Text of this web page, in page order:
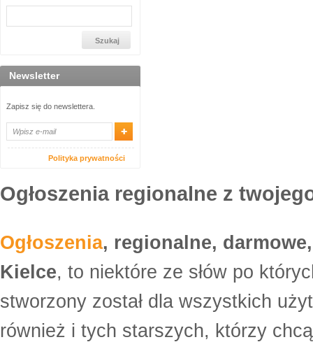
Newsletter
Zapisz się do newslettera.
Polityka prywatności
Ogłoszenia regionalne z
Ogłoszenia, regionalne,
Kielce, to niektóre ze słów po
stworzony został dla wszystkich
również i tych starszych, którzy